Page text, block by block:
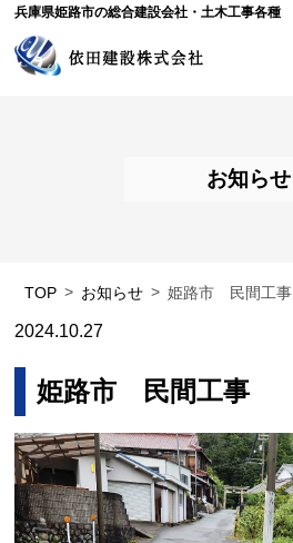
兵庫県姫路市の総合建設会社・土木工事各種
お知らせ
TOP お知らせ 姫路市 民間工事
2024.10.27
姫路市 民間工事